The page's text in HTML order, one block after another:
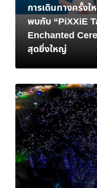
การเดินทางครั้ง
พบกับ “PiXXiE
Enchanted
สุดยิ่งใหญ่